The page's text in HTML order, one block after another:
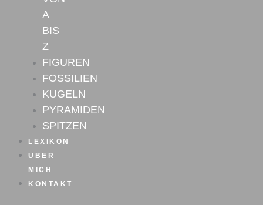
A
BIS
Z
FIGUREN
FOSSILIEN
KUGELN
PYRAMIDEN
SPITZEN
LEXIKON
ÜBER
MICH
KONTAKT